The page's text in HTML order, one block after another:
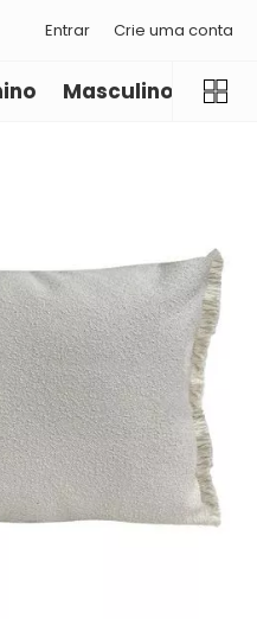
Entrar Crie uma conta
Masculino